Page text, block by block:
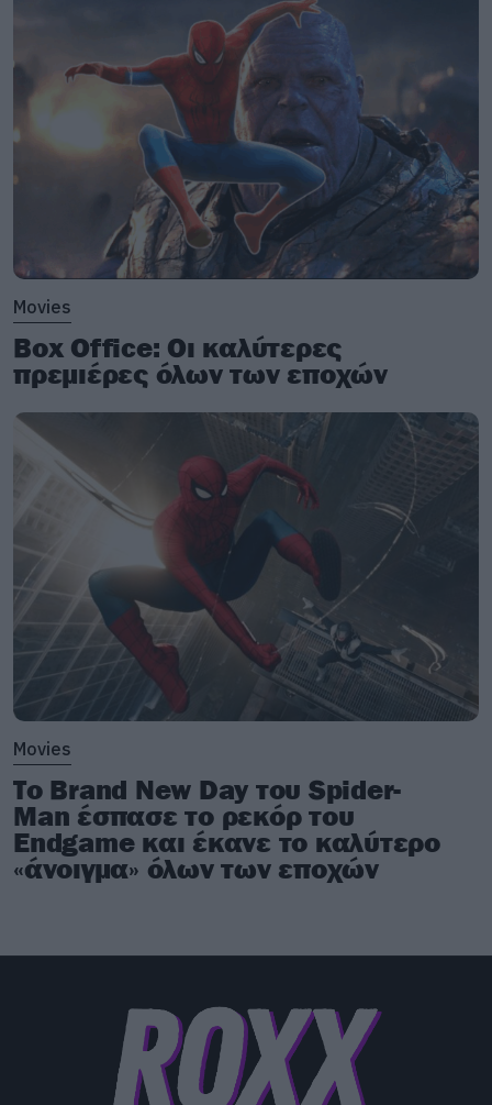
Movies
Box Office: Οι καλύτερες
πρεμιέρες όλων των εποχών
Movies
Το Brand New Day του Spider-
Man έσπασε το ρεκόρ του
Endgame και έκανε το καλύτερο
«άνοιγμα» όλων των εποχών